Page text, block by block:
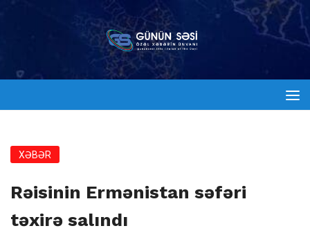
XƏBƏR
Rəisinin Ermənistan səfəri
təxirə salındı